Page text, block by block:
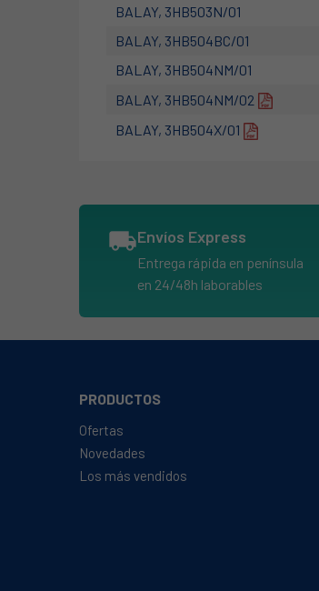
BALAY, 3HB503N/01
BALAY, 3HB504BC/01
BALAY, 3HB504NM/01
BALAY, 3HB504NM/02
BALAY, 3HB504X/01
BALAY, 3HE503BM/03
BALAY, 3HE503BM/70
BALAY, 3HF503XDV/02
BALAY, 3HI503B02
BALAY, 3HI503B03
BALAY, 3HI503BP01
BALAY, 3HM503B/01
local_shippingEnvíos Express
Entrega rápida en península
en 24/48h laborables
PRODUCTOS
Ofertas
Novedades
Los más vendidos